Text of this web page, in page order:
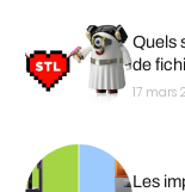
Quels
de
17 mars
Les